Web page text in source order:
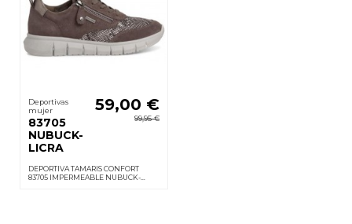
Deportivas
mujer
83705
NUBUCK-
LICRA
59,00 €
99,95 €
DEPORTIVA TAMARIS CONFORT
83705 IMPERMEABLE NUBUCK-